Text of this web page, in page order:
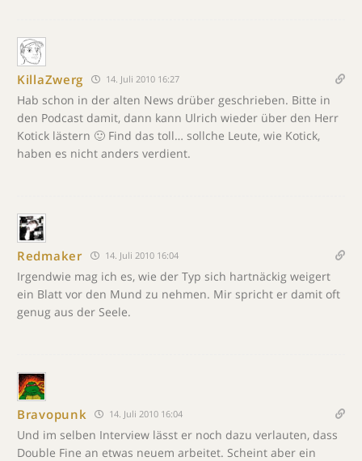
KillaZwerg 14. Juli 2010 16:27
Hab schon in der alten News drüber geschrieben. Bitte in
den Podcast damit, dann kann Ulrich wieder über den Herr
Kotick lästern 🙂 Find das toll… sollche Leute, wie Kotick,
haben es nicht anders verdient.
Redmaker 14. Juli 2010 16:04
Irgendwie mag ich es, wie der Typ sich hartnäckig weigert
ein Blatt vor den Mund zu nehmen. Mir spricht er damit oft
genug aus der Seele.
Bravopunk 14. Juli 2010 16:04
Und im selben Interview lässt er noch dazu verlauten, dass
Double Fine an etwas neuem arbeitet. Scheint aber ein